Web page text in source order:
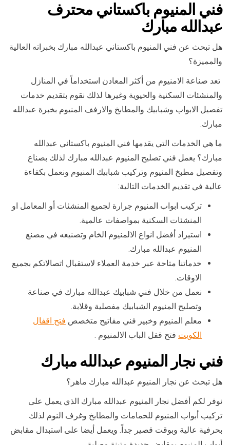
فني المنيوم باكستاني محترف
عبدالله مبارك
هل تبحث عن فني المنيوم باكستاني عبدالله مبارك بخبراته العالية
والمميزة؟
تعد صناعة الامنيوم من أكثر المعادن استخداماً في المنازل
والمنشئات السكنية والحيوية وغيرها لذلك نقوم بتقديم خدمات
تفصيل الابواب وشبابيك والمطابخ والارفف المنيوم بخبرة عبدالله
مبارك.
ما هي الخدمات التي يقدمها فني المنيوم باكستاني عبدالله
مبارك؟ يعمل فني تصليح المنيوم عبدالله مبارك لذلك بصناع
وتفصيل مطبخ المنيوم وتركيب شبابيك المنيوم ونعمل بكفاءة
عالية في تقديم الخدمات التالية:
تركيب ابواب المنيوم جرارة لجميع المنشئات أو المعامل او
المنشئات السكنية بمواصفات عالمية.
استيراد أفضل انواع الالمنيوم الخام وتصنيعه في مصنع
المنيوم عبدالله مبارك.
خدماتنا متاحة عبر خدمة العملاء لاستقبال اتصالاتكم بجميع
الاوقات.
نعمل من خلال فني شبابيك عبدالله مبارك في صناعة
وتصليح المنيوم الشبابيك مفصلية وقلابة.
معلم المنيوم وخبير فني مفاتيح متخصص فتح اقفال
الكويت فتح قفل الباب الالمنيوم .
فني نجار المنيوم عبدالله مبارك
هل تبحث عن نجار المنيوم عبدالله مبارك ماهر؟
نوفر لكم أفضل نجار المنيوم عبدالله مبارك الذي يعمل على
تركيب أبواب المنيوم للحمامات والمطابخ وغرف النوم لذلك
بحرفية عالية وبوقت قصير جداً. ويعمل أيضا على استبدال مقابض